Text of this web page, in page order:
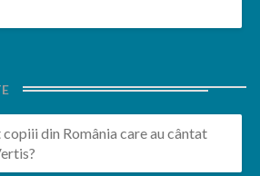
copiii din România care au cântat